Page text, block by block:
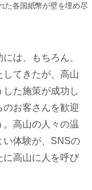
た各国紙幣が壁を埋め尽
は、もちろん、
してきたが、高山
た施策が成功し
お客さんを歓迎
。高山の人々の温
い体験が、SNSの
に高山に人を呼び